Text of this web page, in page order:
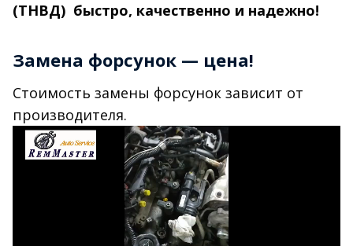
(ТНВД) быстро, качественно и надежно!
Замена форсунок — цена!
Стоимость замены форсунок зависит от
производителя.